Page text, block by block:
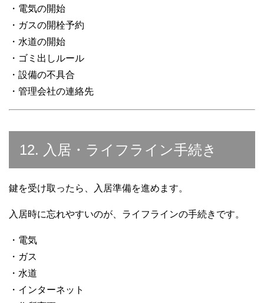
・電気の開始
・ガスの開栓予約
・水道の開始
・ゴミ出しルール
・設備の不具合
・管理会社の連絡先
12. 入居・ライフライン手続き
鍵を受け取ったら、入居準備を進めます。
入居時に忘れやすいのが、ライフラインの手続きです。
・電気
・ガス
・水道
・インターネット